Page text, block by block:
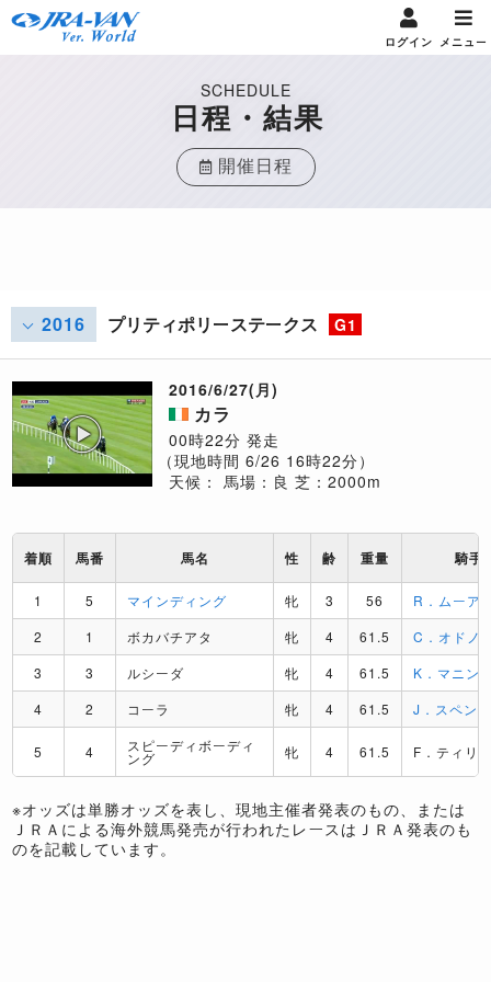
ログイン メニュー
SCHEDULE
日程・結果
開催日程
2016 プリティポリーステークス G1
2016/6/27(月)
カラ
00時22分 発走
（現地時間 6/26 16時22分）
天候： 馬場：良 芝：2000m
着順 馬番 馬名 性 齢 重量 騎手
1 5 マインディング 牝 3 56
R．ムーア
2
1 ボカバチアタ 牝 4 61.5
C．オドノ
3
3 ルシーダ 牝 4 61.5
K．マニン
4
2 コーラ 牝 4 61.5 J．スペン
5 4 スピーディボーディ
ング 牝 4 61.5 F．ティリ
※オッズは単勝オッズを表し、現地主催者発表のもの、または
ＪＲＡによる海外競馬発売が行われたレースはＪＲＡ発表のも
のを記載しています。